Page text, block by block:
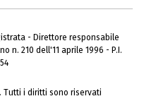
- Direttore responsabile
n. 210 dell'11 aprile 1996 - P.I.
Tutti i diritti sono riservati